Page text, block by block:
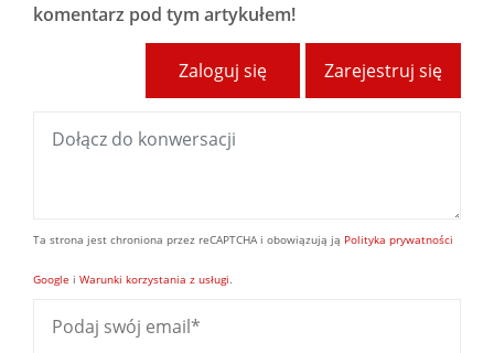
komentarz pod tym artykułem!
Zarejestruj się
Zaloguj się
Ta strona jest chroniona przez reCAPTCHA i obowiązują ją Polityka prywatności
Google i Warunki korzystania z usługi.